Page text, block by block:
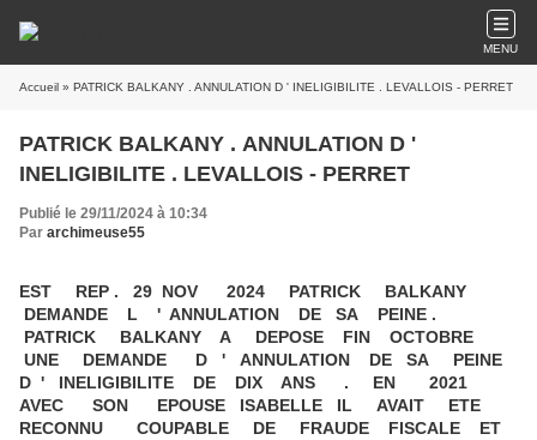
MENU
Accueil » PATRICK BALKANY . ANNULATION D ' INELIGIBILITE . LEVALLOIS - PERRET
PATRICK BALKANY . ANNULATION D '
INELIGIBILITE . LEVALLOIS - PERRET
Publié le 29/11/2024 à 10:34
Par archimeuse55
EST REP . 29 NOV 2024 PATRICK BALKANY
DEMANDE L ' ANNULATION DE SA PEINE .
PATRICK BALKANY A DEPOSE FIN OCTOBRE
UNE DEMANDE D ' ANNULATION DE SA PEINE
D ' INELIGIBILITE DE DIX ANS . EN 2021
AVEC SON EPOUSE ISABELLE IL AVAIT ETE
RECONNU COUPABLE DE FRAUDE FISCALE ET